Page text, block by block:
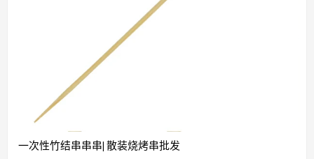
一次性竹结串串串| 散装烧烤串批发